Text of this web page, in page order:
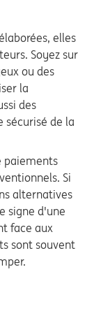
elles
Soyez sur
ou des
la
des
sécurisé de la
paiements
Si
alternatives
signe d'une
face aux
sont souvent